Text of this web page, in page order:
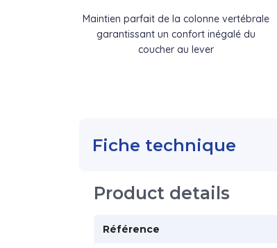
Maintien parfait de la colonne vertébrale
garantissant un confort inégalé du
coucher au lever
Fiche technique
Product details
Référence